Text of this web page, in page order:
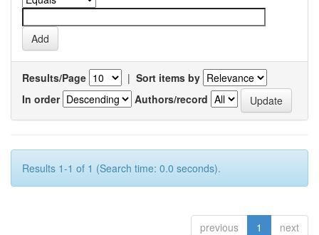
Results/Page | Sort items by
In order
Authors/record
Results 1-1 of 1 (Search time: 0.0 seconds).
previous 1 next